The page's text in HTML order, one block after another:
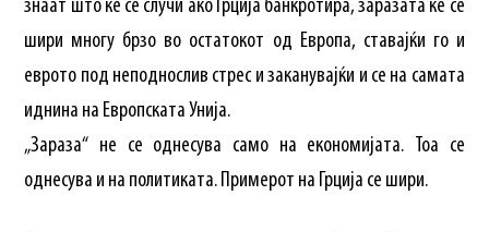
знаат што ќе се случи ако Грција банкротира, заразата ќе се
шири многу брзо во остатокот од Европа, ставајќи го и
еврото под неподнослив стрес и заканувајќи и се на самата
иднина на Европската Унија.
„Зараза“ не се однесува само на економијата. Тоа се
однесува и на политиката. Примерот на Грција се шири.